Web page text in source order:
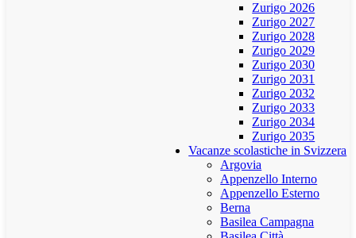
Zurigo 2026
Zurigo 2027
Zurigo 2028
Zurigo 2029
Zurigo 2030
Zurigo 2031
Zurigo 2032
Zurigo 2033
Zurigo 2034
Zurigo 2035
Vacanze scolastiche in Svizzera
Argovia
Appenzello Interno
Appenzello Esterno
Berna
Basilea Campagna